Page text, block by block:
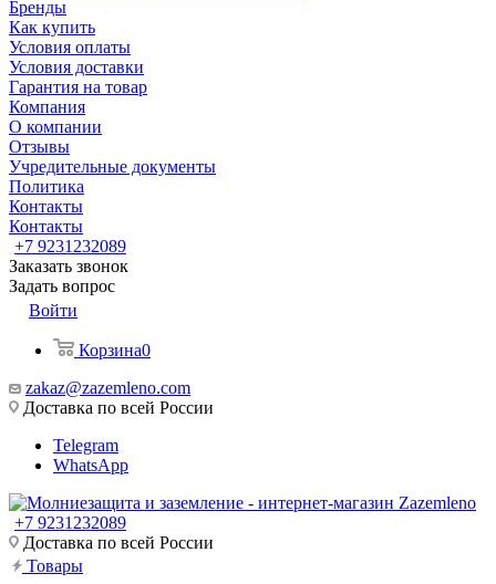
Бренды
Как купить
Условия оплаты
Условия доставки
Гарантия на товар
Компания
О компании
Отзывы
Учредительные документы
Политика
Контакты
Контакты
+7 9231232089
Заказать звонок
Задать вопрос
Войти
Корзина0
zakaz@zazemleno.com
Доставка по всей России
Telegram
WhatsApp
+7 9231232089
Доставка по всей России
Товары